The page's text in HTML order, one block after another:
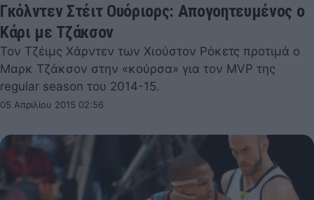
Γκόλντεν Στέιτ Ουόριορς: Απογοητευμένος ο
Κάρι με Τζάκσον
Τον Τζέιμς Χάρντεν των Χιούστον Ρόκετς προτιμά ο
Μαρκ Τζάκσον στην «κούρσα» για τον MVP της
regular season του 2014-15.
05 Απριλίου 2015 02:56